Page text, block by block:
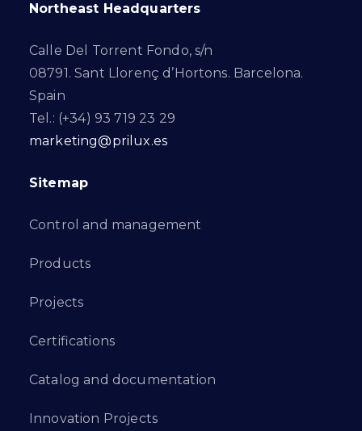
Northeast Headquarters
Calle Del Torrent Fondo, s/n
08791. Sant Llorenç d’Hortons. Barcelona.
Spain
Tel.: (+34) 93 719 23 29
marketing@prilux.es
Sitemap
Control and management
Products
Projects
Certifications
Catalog and documentation
Innovation Projects